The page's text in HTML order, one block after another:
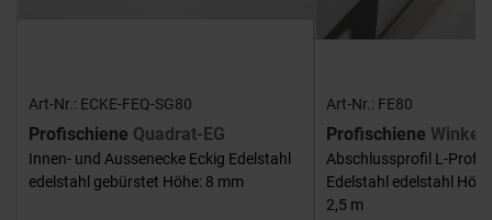
Art-Nr.: ECKE-FEQ-SG80
Profischiene Quadrat-EG
Innen- und Aussenecke Eckig Edelstahl
edelstahl gebürstet Höhe: 8 mm
Art-Nr.: FE80
Profischiene
Abschlussprofil L-Profil
Edelstahl edelstahl
2,5 m